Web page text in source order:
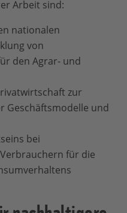
Arbeit sind:
nationalen
von
den Agrar- und
zur
Geschäftsmodelle und
bei
für die